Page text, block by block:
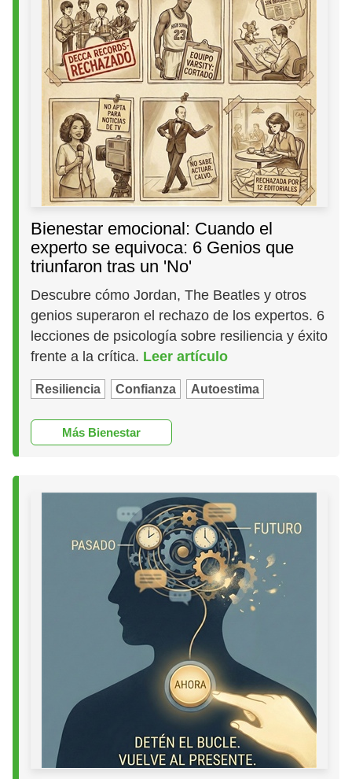
Bienestar emocional: Cuando el
experto se equivoca: 6 Genios que
triunfaron tras un 'No'
Descubre cómo Jordan, The Beatles y otros
genios superaron el rechazo de los expertos. 6
lecciones de psicología sobre resiliencia y éxito
frente a la crítica. Leer artículo
Resiliencia Confianza Autoestima
Más Bienestar